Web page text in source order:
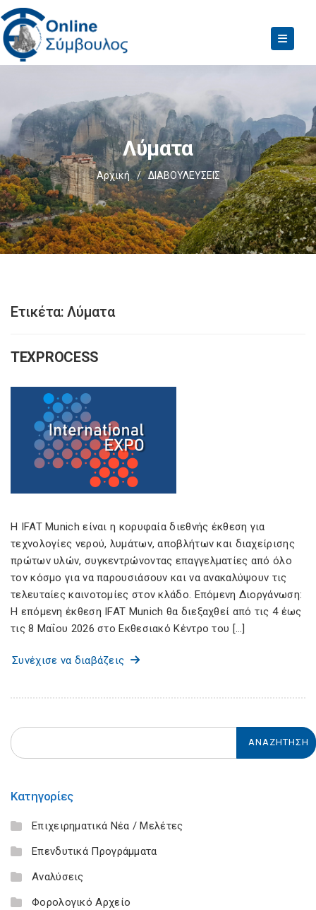
Λύματα
Αρχική / ΔΙΑΒΟΥΛΕΥΣΕΙΣ
Ετικέτα:Λύματα
TEXPROCESS
Η IFAT Munich είναι η κορυφαία διεθνής έκθεση για
τεχνολογίες νερού, λυμάτων, αποβλήτων και διαχείρισης
πρώτων υλών, συγκεντρώνοντας επαγγελματίες από όλο
τον κόσμο για να παρουσιάσουν και να ανακαλύψουν τις
τελευταίες καινοτομίες στον κλάδο. Επόμενη Διοργάνωση:
Η επόμενη έκθεση IFAT Munich θα διεξαχθεί από τις 4 έως
τις 8 Μαΐου 2026 στο Εκθεσιακό Κέντρο του […]
Συνέχισε να διαβάζεις
Κατηγορίες
Επιχειρηματικά Νέα / Μελέτες
Επενδυτικά Προγράμματα
Αναλύσεις
Φορολογικό Αρχείο